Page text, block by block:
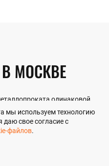
МОСКВЕ
одинаковой
плитные отрезки поГОСТ
мы используем технологию
даю свое согласие с
файлов.